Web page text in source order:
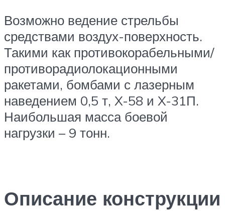
Возможно ведение стрельбы
средствами воздух-поверхность.
Такими как противокорабельными/
противорадиолокационными
ракетами, бомбами с лазерным
наведением 0,5 т, X-58 и X-31П.
Наибольшая масса боевой
нагрузки – 9 тонн.
Описание конструкции